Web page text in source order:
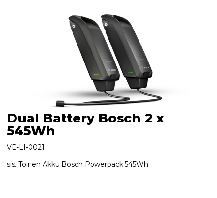
Dual Battery Bosch 2 x
545Wh
VE-LI-0021
sis. Toinen Akku Bosch Powerpack 545Wh